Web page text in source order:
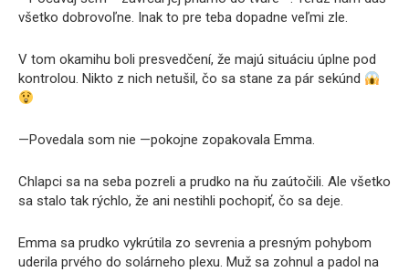
všetko dobrovoľne. Inak to pre teba dopadne veľmi zle.
V tom okamihu boli presvedčení, že majú situáciu úplne pod
kontrolou. Nikto z nich netušil, čo sa stane za pár sekúnd
—Povedala som nie —pokojne zopakovala Emma.
Chlapci sa na seba pozreli a prudko na ňu zaútočili. Ale všetko
sa stalo tak rýchlo, že ani nestihli pochopiť, čo sa deje.
Emma sa prudko vykrútila zo sevrenia a presným pohybom
uderila prvého do solárneho plexu. Muž sa zohnul a padol na